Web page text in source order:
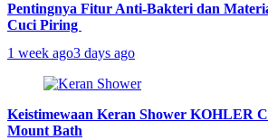
Pentingnya Fitur Anti-Bakteri dan
Cuci Piring
1 week ago3 days ago
Keistimewaan Keran Shower KOHLER
Mount Bath